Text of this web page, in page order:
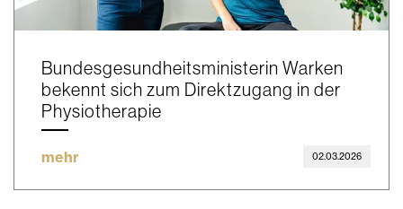
Bundesgesundheitsministerin Warken
bekennt sich zum Direktzugang in der
Physiotherapie
mehr 02.03.2026